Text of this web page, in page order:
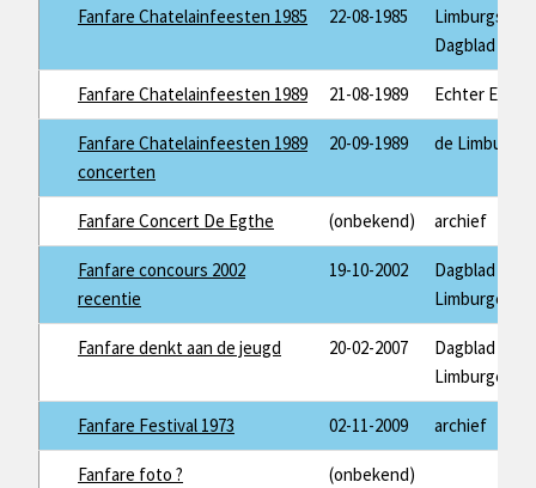
Fanfare Chatelainfeesten 1985 22-08-1985
Limburgs
Dagblad
Fanfare Chatelainfeesten 1989 21-08-1989 Echter Echo
Fanfare Chatelainfeesten 1989
concerten
20-09-1989 de Limburger
Fanfare Concert De Egthe (onbekend) archief
Fanfare concours 2002
recentie
19-10-2002
Dagblad de
Limburger
Fanfare denkt aan de jeugd 20-02-2007
Dagblad de
Limburger
Fanfare Festival 1973 02-11-2009 archief
Fanfare foto ? (onbekend)